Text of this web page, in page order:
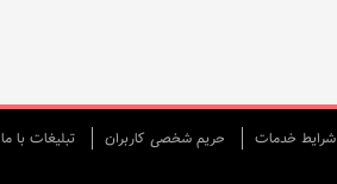
شرایط خدمات حريم شخصی كاربران تبليغات با ما